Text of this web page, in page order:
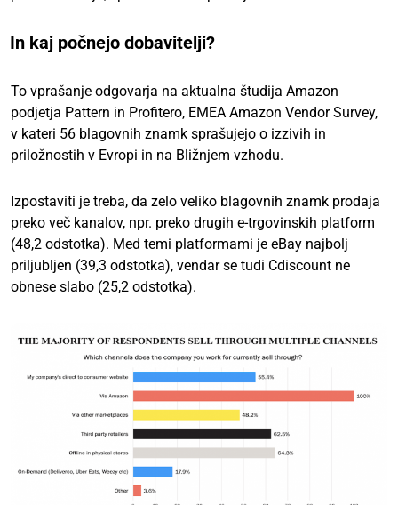
In kaj počnejo dobavitelji?
To vprašanje odgovarja na aktualna študija Amazon
podjetja Pattern in Profitero, EMEA Amazon Vendor Survey,
v kateri 56 blagovnih znamk sprašujejo o izzivih in
priložnostih v Evropi in na Bližnjem vzhodu.
Izpostaviti je treba, da zelo veliko blagovnih znamk prodaja
preko več kanalov, npr. preko drugih e-trgovinskih platform
(48,2 odstotka). Med temi platformami je eBay najbolj
priljubljen (39,3 odstotka), vendar se tudi Cdiscount ne
obnese slabo (25,2 odstotka).